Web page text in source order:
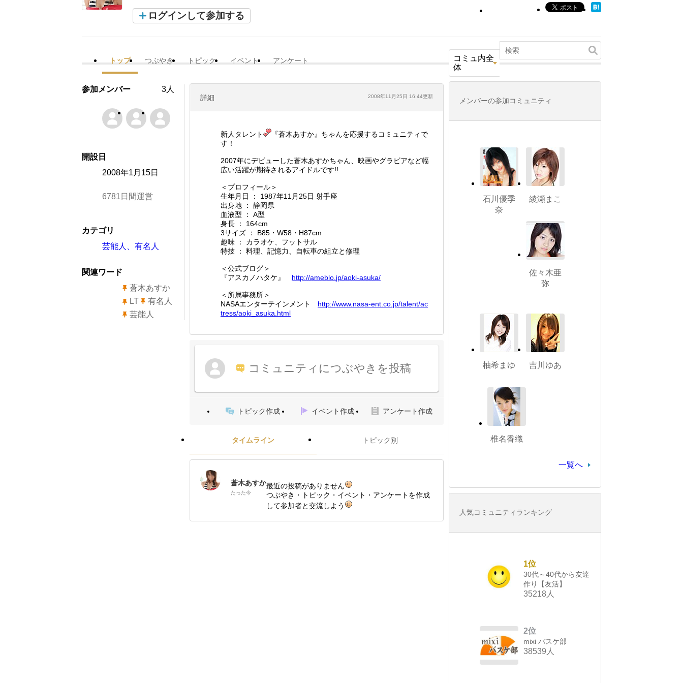
ログインして参加する
トップ つぶやき トピック イベント アンケート
コミュ内全
体
詳細 2008年11月25日 16:44更新
新人タレント
『蒼木あすか』ちゃんを応援するコミュニティで
す！
2007年にデビューした蒼木あすかちゃん、映画やグラビアなど幅
広い活躍が期待されるアイドルです!!
＜プロフィール＞
生年月日 ： 1987年11月25日 射手座
出身地 ： 静岡県
血液型 ： A型
身長 ： 164cm
3サイズ ： B85・W58・H87cm
趣味 ： カラオケ、フットサル
特技 ： 料理、記憶力、自転車の組立と修理
＜公式ブログ＞
『アスカノハタケ』 http://ameblo. jp/aoki-asuka/
＜所属事務所＞
NASAエンターテインメント http://www.nasa-ent.co.jp/talent/ac
tress/aoki_asuka.html
コミュニティにつぶやきを投稿
トピック作成 イベント作成 アンケート作成
タイムライン トピック別
蒼木あすか
たった今
最近の投稿がありません
つぶやき・トピック・イベント・アンケートを作成
して参加者と交流しよう
参加メンバー 3人
開設日
2008年1月15日
6781日間運営
カテゴリ
芸能人、有名人
関連ワード
蒼木あすか
LT
有名人
芸能人
メンバーの参加コミュニティ
石川優季
奈
綾瀬まこ
佐々木亜
弥
柚希まゆ 吉川ゆあ
椎名香織
一覧へ
人気コミュニティランキング
1位
30代～40代から友達
作り【友活】
35218人
2位
mixi バスケ部
38539人